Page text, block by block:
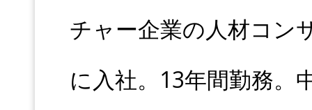
チャー企業の人材コン
に入社。13年間勤務。